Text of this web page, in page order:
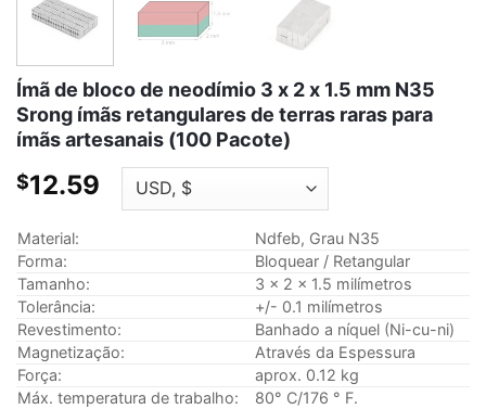
Ímã de bloco de neodímio 3 x 2 x 1.5 mm N35
Srong ímãs retangulares de terras raras para
ímãs artesanais (100 Pacote)
$12.59
Material:
Ndfeb, Grau N35
Forma:
Bloquear / Retangular
Tamanho:
3 x 2 x 1.5 milímetros
Tolerância:
+/- 0.1 milímetros
Revestimento:
Banhado a níquel (Ni-cu-ni)
Magnetização:
Através da Espessura
Força:
aprox. 0.12 kg
Máx. temperatura de trabalho:
80° C/176 ° F.